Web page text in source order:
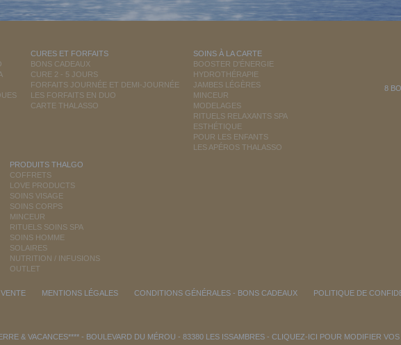
CURES ET FORFAITS
BONS CADEAUX
CURE 2 - 5 JOURS
FORFAITS JOURNÉE ET DEMI-JOURNÉE
LES FORFAITS EN DUO
CARTE THALASSO
SOINS À LA CARTE
BOOSTER D'ÉNERGIE
HYDROTHÉRAPIE
JAMBES LÉGÈRES
MINCEUR
MODELAGES
RITUELS RELAXANTS SPA
ESTHÉTIQUE
POUR LES ENFANTS
LES APÉROS THALASSO
PRODUITS THALGO
COFFRETS
LOVE PRODUCTS
SOINS VISAGE
SOINS CORPS
MINCEUR
RITUELS SOINS SPA
SOINS HOMME
SOLAIRES
NUTRITION / INFUSIONS
OUTLET
8
MENTIONS LÉGALES CONDITIONS GÉNÉRALES - BONS CADEAUX POLITIQUE DE
& VACANCES**** - BOULEVARD DU MÉROU - 83380 LES ISSAMBRES - CLIQUEZ-ICI POUR MODIFIER